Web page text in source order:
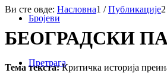
Бројеви
Претрага
Ви сте овде: Насловна1 / Публикације2
БЕОГРАДСКИ
Тема текста:Критичка историја